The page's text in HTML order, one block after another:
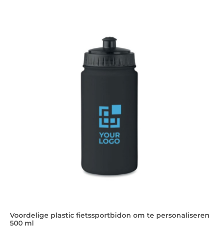
Voordelige plastic fietssportbidon om te personaliseren
500 ml